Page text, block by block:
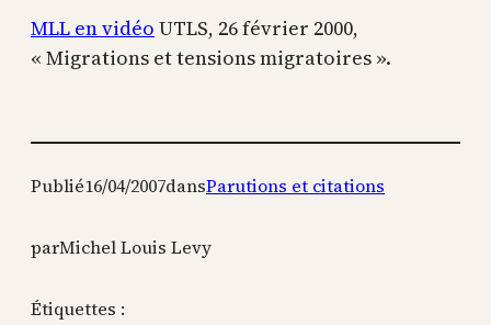
MLL en vidéo UTLS, 26 février 2000,
« Migrations et tensions migratoires ».
Publié16/04/2007dansParutions et citations
parMichel Louis Levy
Étiquettes :